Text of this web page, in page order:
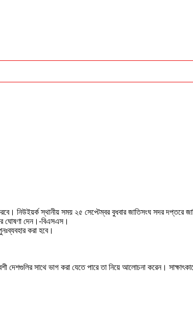
নিউইয়র্ক স্থানীয় সময় ২৫ সেপ্টেম্বর বুধবার জাতিসংঘ সদর দপ্তরে
ঘোষণা দেন।-বিএসএস।
করা হবে।
দেশগুলির সাথে ভাগ করা যেতে পারে তা নিয়ে আলোচনা করেন।